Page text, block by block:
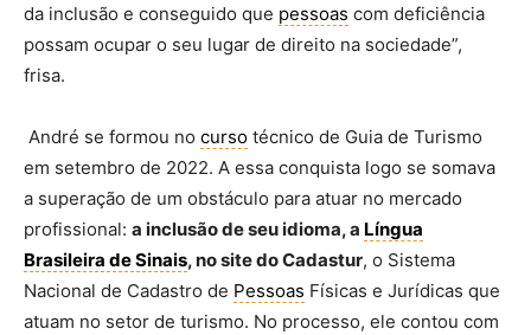
da inclusão e conseguido que pessoas com deficiência
possam ocupar o seu lugar de direito na sociedade”,
frisa.
André se formou no curso técnico de Guia de Turismo
em setembro de 2022. A essa conquista logo se somava
a superação de um obstáculo para atuar no mercado
profissional: a inclusão de seu idioma, a Língua
Brasileira de Sinais, no site do Cadastur, o Sistema
Nacional de Cadastro de Pessoas Físicas e Jurídicas que
atuam no setor de turismo. No processo, ele contou com